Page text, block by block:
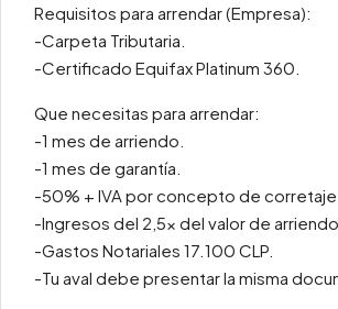
Requisitos para arrendar (Empresa):
-Carpeta Tributaria.
-Certificado Equifax Platinum 360.
Que necesitas para arrendar:
-1 mes de arriendo.
-1 mes de garantía.
-50% + IVA por concepto de corretaje.
-Ingresos del 2,5x del valor de arriendo.
-Gastos Notariales 17.100 CLP.
-Tu aval debe presentar la misma